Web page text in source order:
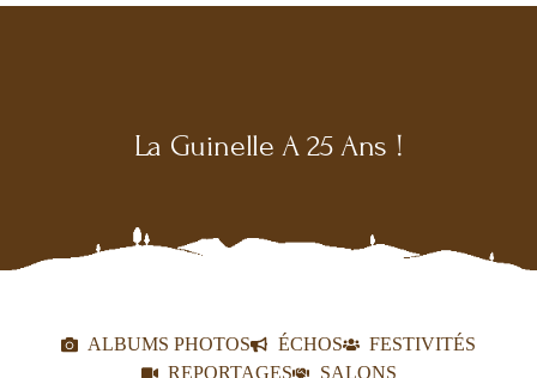
La Guinelle A 25 Ans !
ALBUMS PHOTOS ÉCHOS
FESTIVITÉS
REPORTAGES
SALONS